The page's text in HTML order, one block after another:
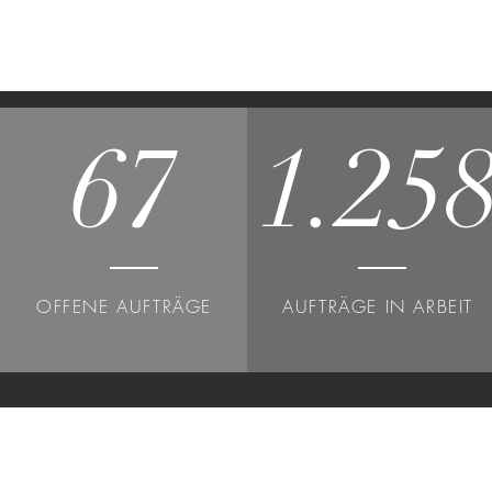
67
OFFENE AUFTRÄGE AUFTRÄGE IN ARBEIT